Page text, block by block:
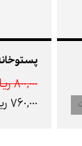
800,000 ريال
760,000 ريال